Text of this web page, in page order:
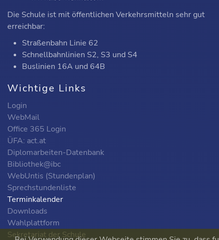
Die Schule ist mit öffentlichen Verkehrsmitteln sehr gut
erreichbar:
Straßenbahn Linie 62
Schnellbahnlinien S2, S3 und S4
Buslinien 16A und 64B
Wichtige Links
Login
WebMail
Office 365 Login
ÜFA: act.at
Diplomarbeiten-Datenbank
Bibliothek@ibc
WebUntis (Stundenplan)
Sprechstundenliste
Terminkalender
Downloads
Wahlplattform
Sekretariat der Schule